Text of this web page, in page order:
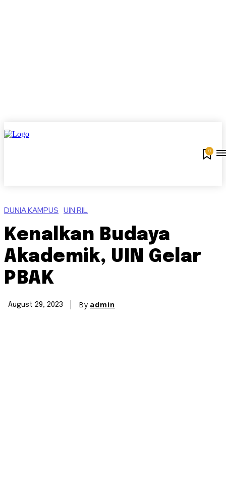
0
DUNIA KAMPUS UIN RIL
Kenalkan Budaya
Akademik, UIN Gelar
PBAK
August 29, 2023 By admin